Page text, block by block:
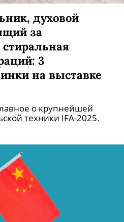
духовой
за
3
на выставке
о крупнейшей
техники IFA-2025.